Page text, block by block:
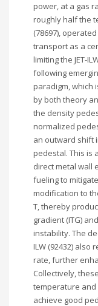
power, at a gas
roughly half the
(78697),
transport as a
limiting the JET-
following
paradigm, which
by both theory
the density
normalized
an outward shift
pedestal. This is
direct metal wall
fueling to
modification to
T, thereby
gradient (ITG)
instability. The
ILW (92432) also
rate, further
Collectively,
temperature
achieve good